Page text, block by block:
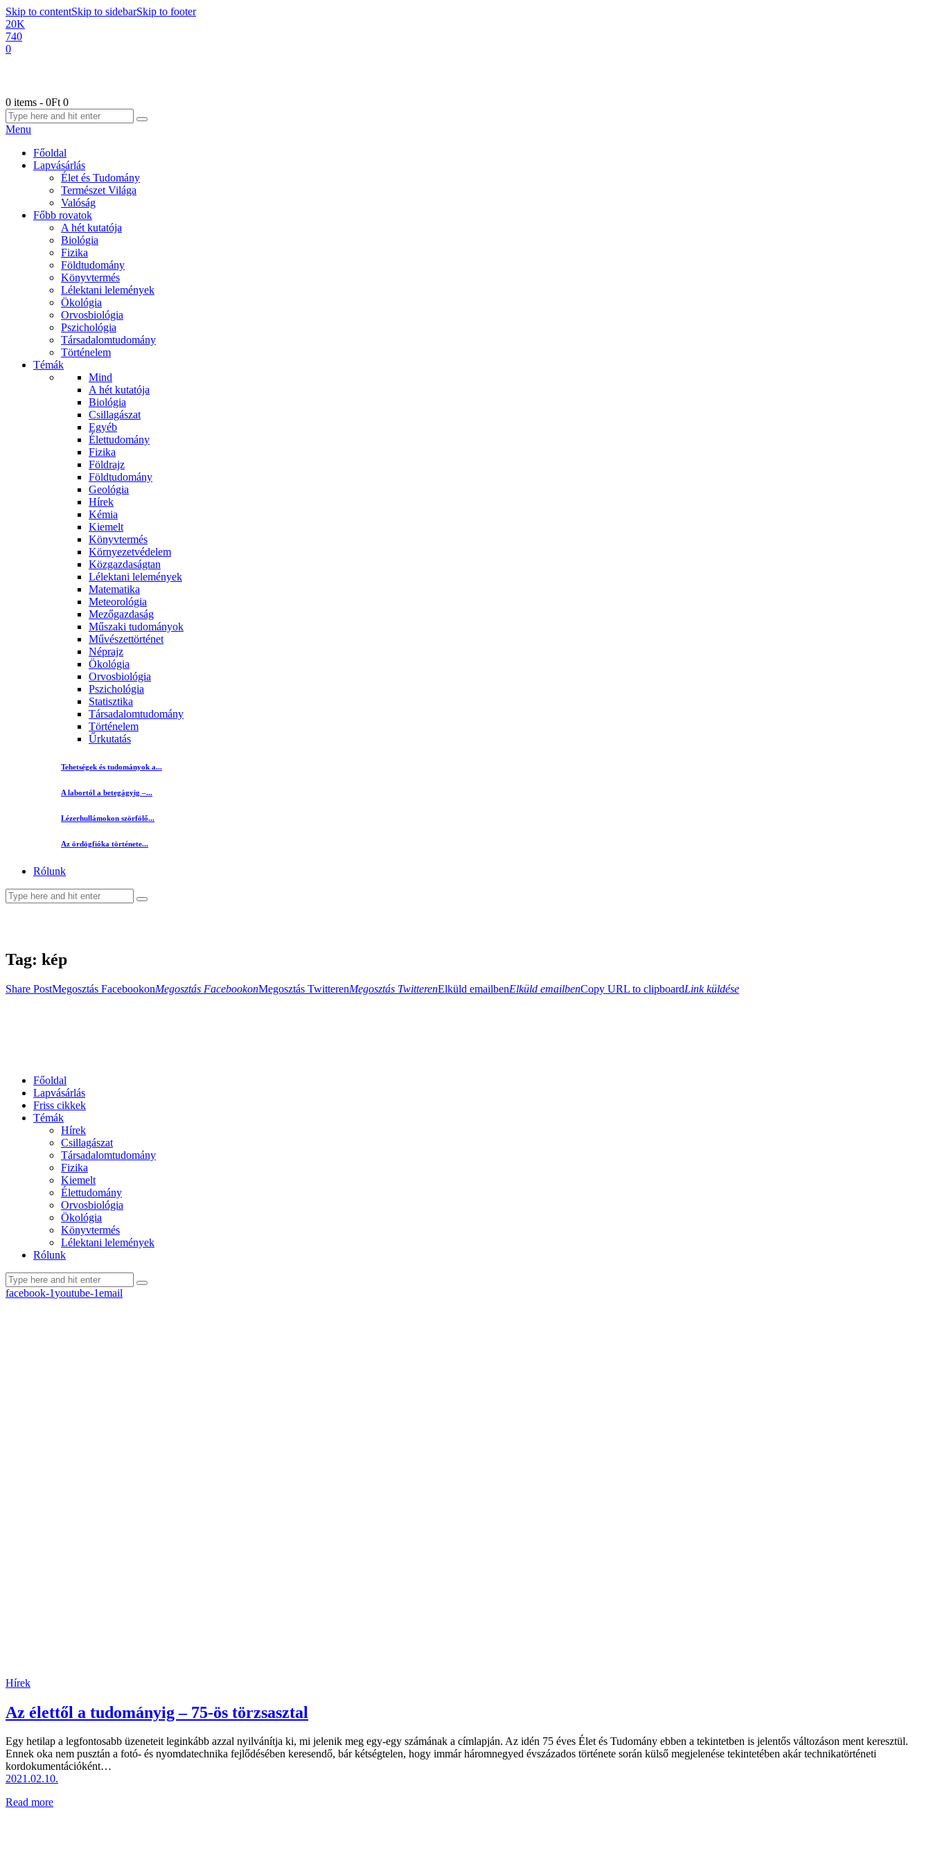
Skip to contentSkip to sidebarSkip to footer
20K
740
0
0 items - 0Ft 0
Menu
Főoldal
Lapvásárlás
Élet és Tudomány
Természet Világa
Valóság
Főbb rovatok
A hét kutatója
Biológia
Fizika
Földtudomány
Könyvtermés
Lélektani lelemények
Ökológia
Orvosbiológia
Pszichológia
Társadalomtudomány
Történelem
Témák
Mind
A hét kutatója
Biológia
Csillagászat
Egyéb
Élettudomány
Fizika
Földrajz
Földtudomány
Geológia
Hírek
Kémia
Kiemelt
Könyvtermés
Környezetvédelem
Közgazdaságtan
Lélektani lelemények
Matematika
Meteorológia
Mezőgazdaság
Műszaki tudományok
Művészettörténet
Néprajz
Ökológia
Orvosbiológia
Pszichológia
Statisztika
Társadalomtudomány
Történelem
Űrkutatás
Tehetségek és tudományok a...
A labortól a betegágyig –...
Lézerhullámokon szörfölő...
Az ördögfióka története...
Rólunk
Tag: kép
Share PostMegosztás FacebookonMegosztás FacebookonMegosztás TwitterenMegosztás TwitterenElküld emailbenElküld emailbenCopy URL to clipboardLink küldése
Főoldal
Lapvásárlás
Friss cikkek
Témák
Hírek
Csillagászat
Társadalomtudomány
Fizika
Kiemelt
Élettudomány
Orvosbiológia
Ökológia
Könyvtermés
Lélektani lelemények
Rólunk
facebook-1youtube-1email
Hírek
Az élettől a tudományig – 75-ös törzsasztal
Egy hetilap a legfontosabb üzeneteit leginkább azzal nyilvánítja ki, mi jelenik meg egy-egy számának a címlapján. Az idén 75 éves Élet és Tudomány ebben a tekintetben is jelentős változáson ment keresztül.
Ennek oka nem pusztán a fotó- és nyomdatechnika fejlődésében keresendő, bár kétségtelen, hogy immár háromnegyed évszázados története során külső megjelenése tekintetében akár technikatörténeti
kordokumentációként…
2021.02.10.
Read more